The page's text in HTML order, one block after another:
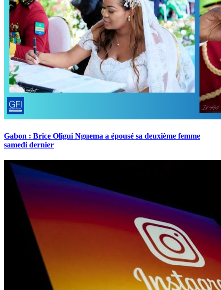
Gabon : Brice Oligui Nguema a épousé sa deuxième femme
samedi dernier